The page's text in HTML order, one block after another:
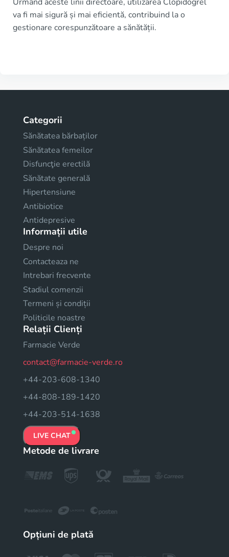
va fi mai sigură și mai eficientă, contribuind la o
gestionare corespunzătoare a sănătății.
Categorii
Sănătatea bărbaților
Sănătatea femeilor
Disfuncţie erectilă
Sănătate generală
Hipertensiune
Antibiotice
Antidepresive
Informații utile
Despre noi
Contacteaza ne
Intrebari frecvente
Stadiul comenzii
Termeni și condiții
Politicile noastre
Relații Clienți
Farmacie Verde
contact@farmacie-verde.ro
+44-203-608-1340
+44-808-189-1420
+44-203-514-1638
LIVE CHAT
Metode de livrare
Opțiuni de plată